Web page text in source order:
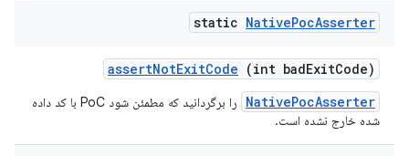
static NativePocAsserter
assertNotExitCode (int badExitCode)
NativePocAsserter
را برگردانید که مطمئن شود PoC با کد داده
شده خارج نشده است.